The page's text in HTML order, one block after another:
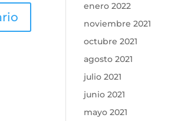
enero 2022
noviembre 2021
octubre 2021
agosto 2021
julio 2021
junio 2021
mayo 2021